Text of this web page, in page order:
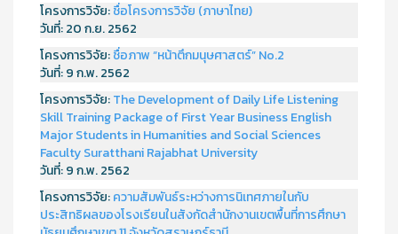
โครงการวิจัย:ชื่อโครงการวิจัย (ภาษาไทย)
วันที่:20 ก.ย. 2562
โครงการวิจัย:ชื่อภาพ “หน้าตึกมนุษศาสตร์” No.2
วันที่:9 ก.พ. 2562
โครงการวิจัย:The Development of Daily Life Listening
Skill Training Package of First Year Business English
Major Students in Humanities and Social Sciences
Faculty Suratthani Rajabhat University
วันที่:9 ก.พ. 2562
โครงการวิจัย:ความสัมพันธ์ระหว่างการนิเทศภายในกับ
ประสิทธิผลของโรงเรียนในสังกัดสำนักงานเขตพื้นที่การศึกษา